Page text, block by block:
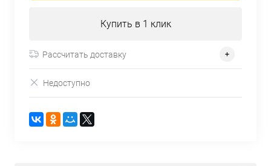
Купить в 1 клик
Рассчитать доставку
Недоступно